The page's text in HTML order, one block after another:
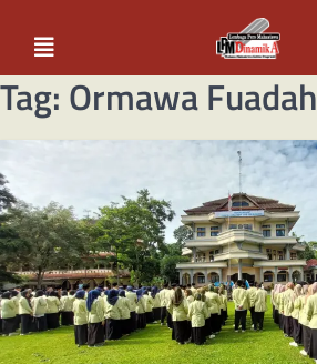
Tag: Ormawa Fuadah